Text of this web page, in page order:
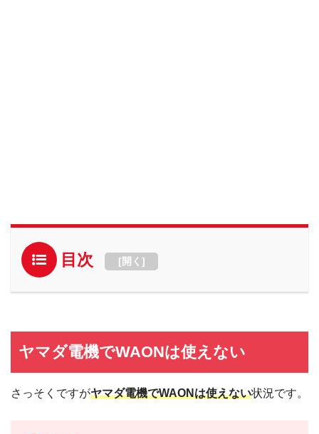
目次 [開く ]
ヤマダ電機でWAONは使えない
さっそくですがヤマダ電機でWAONは使えない状況です。